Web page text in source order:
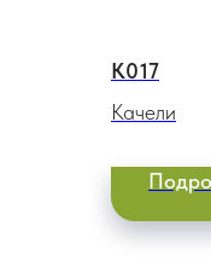
К017
Качели